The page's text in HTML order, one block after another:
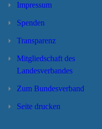
Impressum
Spenden
Transparenz
Mitgliedschaft des
Landesverbandes
Zum Bundesverband
Seite drucken